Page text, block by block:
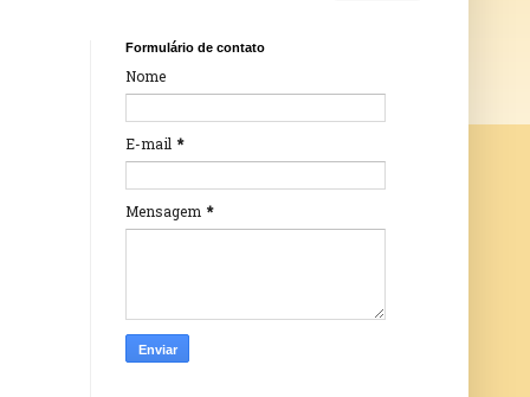
Formulário de contato
Nome
E-mail *
Mensagem *